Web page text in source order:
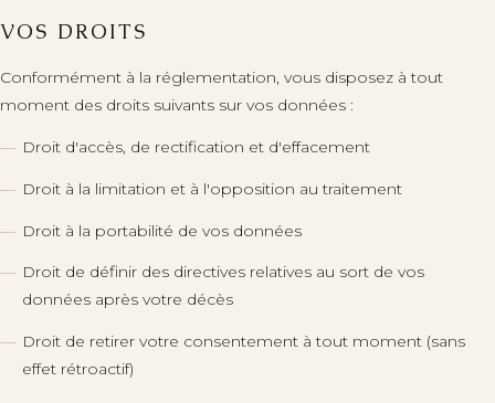
VOS DROITS
Conformément à la réglementation, vous disposez à tout
moment des droits suivants sur vos données :
Droit d'accès, de rectification et d'effacement
Droit à la limitation et à l'opposition au traitement
Droit à la portabilité de vos données
Droit de définir des directives relatives au sort de vos
données après votre décès
Droit de retirer votre consentement à tout moment (sans
effet rétroactif)